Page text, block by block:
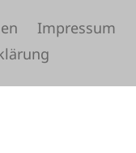
Impressum